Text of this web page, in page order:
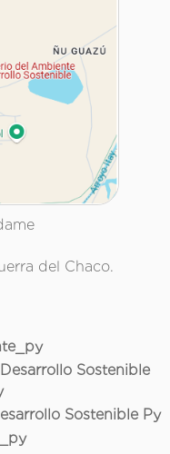
del Chaco.
Sostenible
Sostenible Py